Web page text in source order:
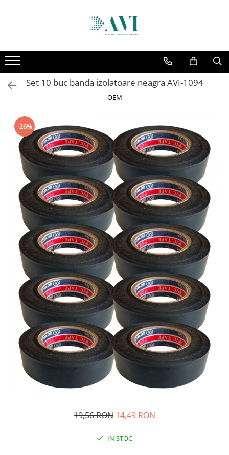
Casa
Accesorii uscatoare rufe
Aparate electrocasnice & accesorii
Aparate si accesorii intretinere
Accesorii pentru ochelari si lentile
de contact
Perii de par si piepteni
Unghiere si clesti manichiura &
pedichiura
Baie
Baterii sanitare baie
Coloane de dus si seturi de dus
Odorizant toaleta
Oglinzi si mobilier baie
Bucatarie
Ascutitoare cutite
Baterii sanitare bucatarie
Cantare de bucatarie
Chiuvete bucatarie
Curatatoare legume si fructe
Cutite si seturi de cutite
Fierbatoare
Masini de tocat si macinat
Polonice, linguri si clesti de
Cantare electronice comerciale
Set 10 buc banda izolatoare neagra AVI-1094
OEM
-26%
19,56 RON 14,49 RON
IN STOC